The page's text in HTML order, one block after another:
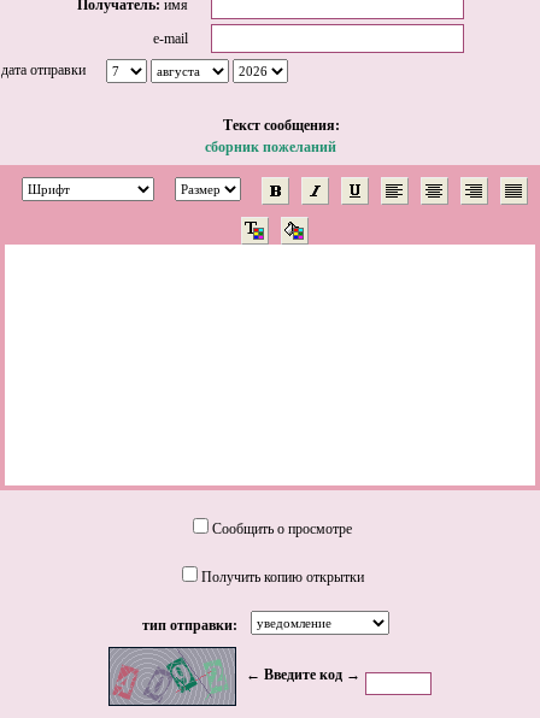
Получатель: имя
e-mail
дата отправки
Tекст сообщения:
сборник пожеланий
Сообщить о просмотре
Получить копию открытки
тип отправки:
← Введите код →